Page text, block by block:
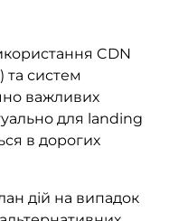
CDN
систем
важливих
для landing
в дорогих
дій на випадок